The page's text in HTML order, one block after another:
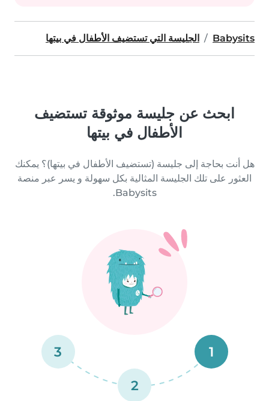
Babysits الجليسة التي تستضيف الأطفال في بيتها
ابحث عن جليسة موثوقة تستضيف
الأطفال في بيتها
هل أنت بحاجة إلى جليسة (تستضيف الأطفال في بيتها)؟ يمكنك
العثور على تلك الجليسة المثالية بكل سهولة و يسر عبر منصة
Babysits.
1
2
3